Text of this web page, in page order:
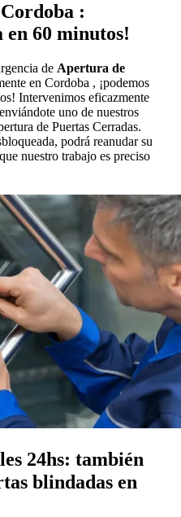
:
en 60 minutos!
de Apertura de
en Cordoba , ¡podemos
Intervenimos eficazmente
uno de nuestros
de Puertas Cerradas.
podrá reanudar su
nuestro trabajo es preciso
24hs: también
blindadas en